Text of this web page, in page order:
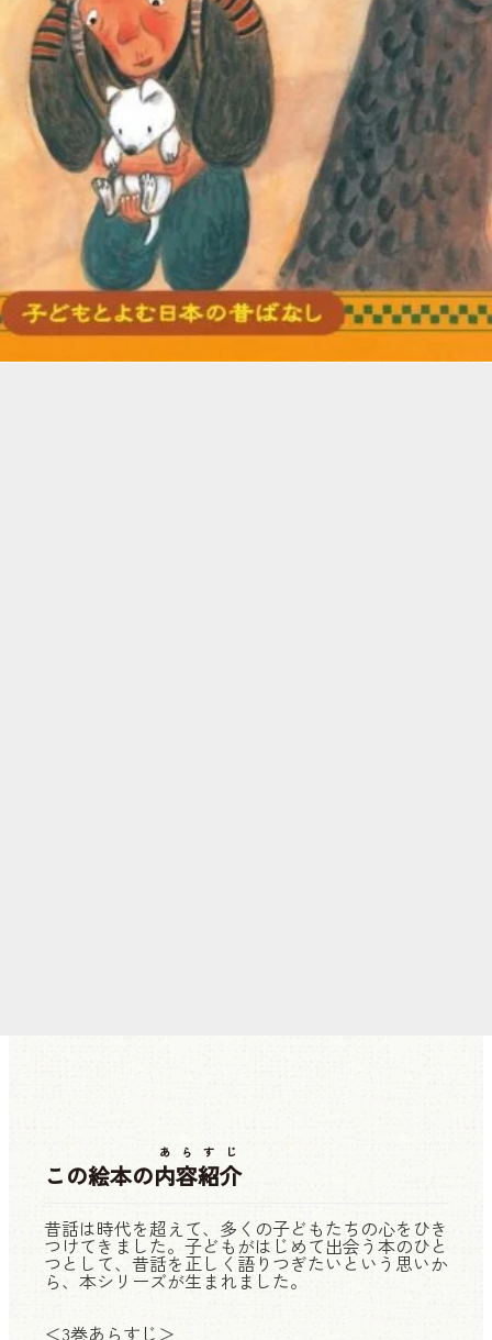
この絵本の内容紹介
あらすじ
昔話は時代を超えて、多くの子どもたちの心をひき
つけてきました。子どもがはじめて出会う本のひと
つとして、昔話を正しく語りつぎたいという思いか
ら、本シリーズが生まれました。
＜3巻あらすじ＞